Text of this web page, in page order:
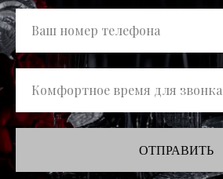
Ваш номер телефона
Комфортное время для звонка
ОТПРАВИТЬ